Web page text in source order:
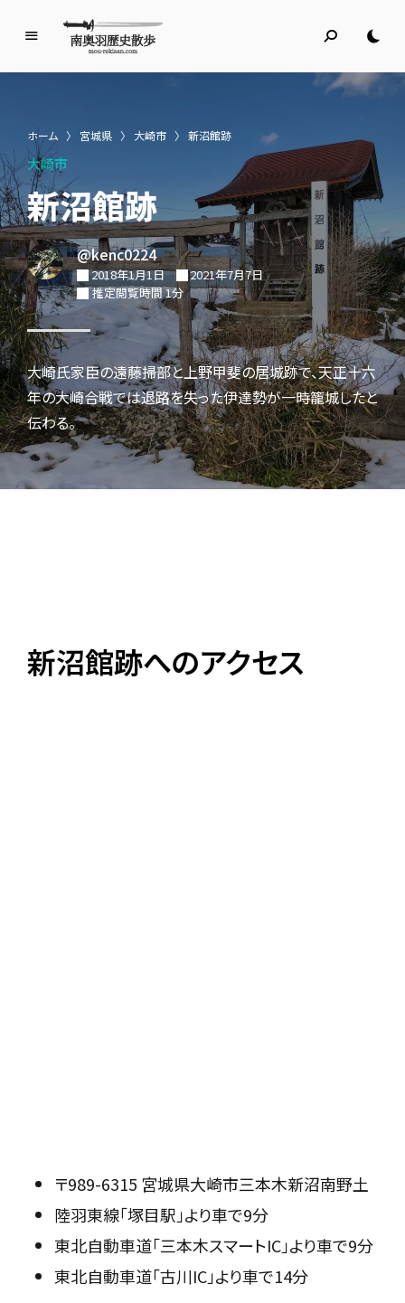
歴
史
散
歩
名所旧跡と館めぐり
ホーム 〉 宮城県 〉 大崎市 〉 新沼館跡
大崎市
新沼館跡
@kenc0224
2018年1月1日
2021年7月7日
推定閲覧時間 1分
大崎氏家臣の遠藤掃部と上野甲斐の居城跡で、天正十六
年の大崎合戦では退路を失った伊達勢が一時籠城したと
伝わる。
新沼館跡へのアクセス
〒989-6315 宮城県大崎市三本木新沼南野土
陸羽東線「塚目駅」より車で9分
東北自動車道「三本木スマートIC」より車で9分
東北自動車道「古川IC」より車で14分